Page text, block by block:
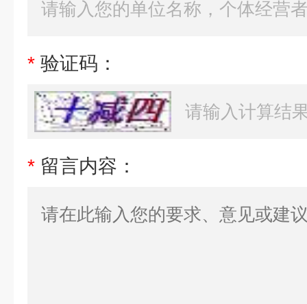
* 验证码：
* 留言内容：